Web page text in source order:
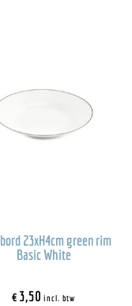
23xH4cm green rim
Basic White
€3,50 incl. btw